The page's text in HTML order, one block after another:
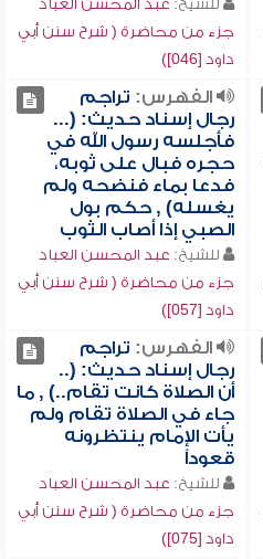
للشيخ: عبد المحسن العباد
جزء من محاضرة ( شرح سنن أبي
داود [046])
الفهرس: تراجم
رجال إسناد حديث: (...
فأجلسه رسول الله في
حجره فبال على ثوبه،
فدعا بماء فنضحه ولم
يغسله) , حكم بول
الصبي إذا أصاب الثوب
للشيخ: عبد المحسن العباد
جزء من محاضرة ( شرح سنن أبي
داود [057])
الفهرس: تراجم
رجال إسناد حديث: (..
أن الصلاة كانت تقام..) , ما
جاء في الصلاة تقام ولم
يأت الإمام ينتظرونه
قعوداً
للشيخ: عبد المحسن العباد
جزء من محاضرة ( شرح سنن أبي
داود [075])